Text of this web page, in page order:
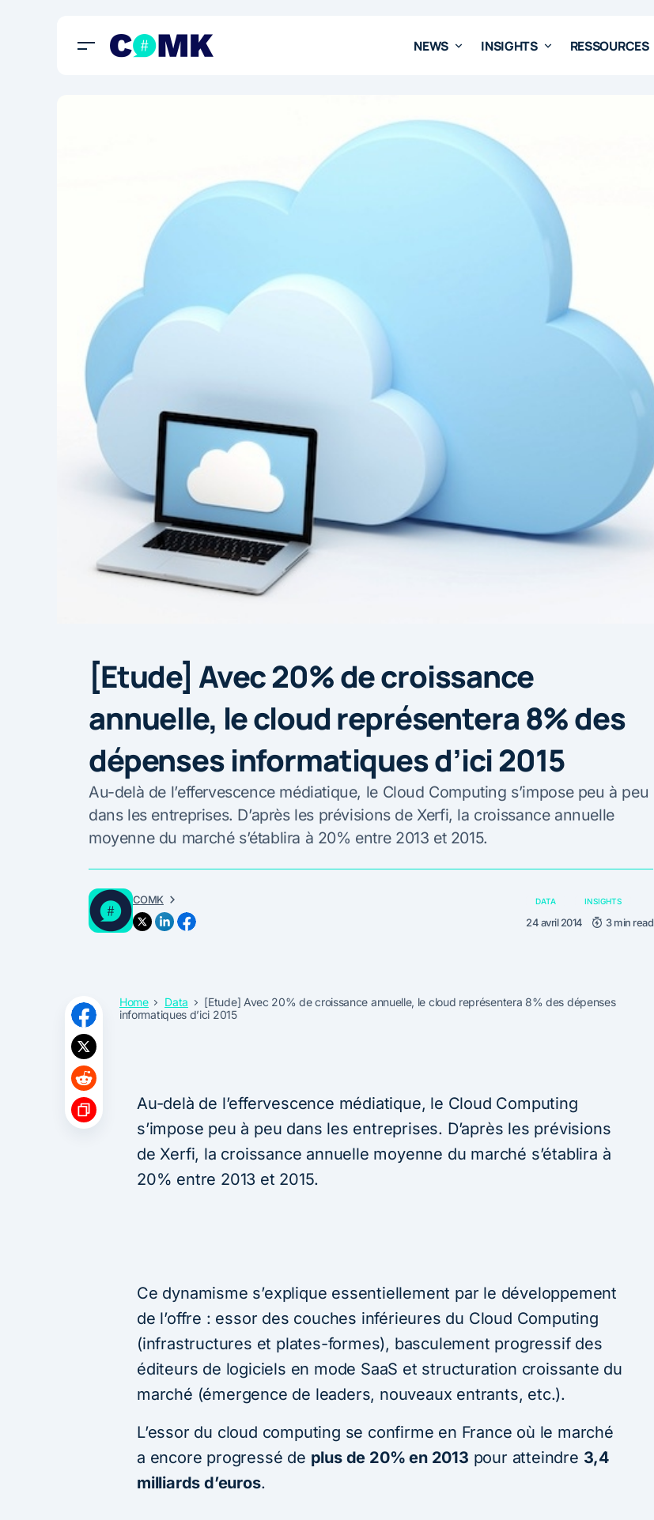
NEWS INSIGHTS RESSOURCES
[Etude] Avec 20% de croissance
annuelle, le cloud représentera 8% des
dépenses informatiques d’ici 2015
Au-delà de l’effervescence médiatique, le Cloud Computing s’impose peu à peu
dans les entreprises. D’après les prévisions de Xerfi, la croissance annuelle
moyenne du marché s’établira à 20% entre 2013 et 2015.
COMK DATA INSIGHTS
24 avril 2014 3 min read
Home Data
[Etude] Avec 20% de croissance annuelle, le cloud représentera 8% des dépenses
informatiques d’ici 2015
Au-delà de l’effervescence médiatique, le Cloud Computing
s’impose peu à peu dans les entreprises. D’après les prévisions
de Xerfi, la croissance annuelle moyenne du marché s’établira à
20% entre 2013 et 2015.
Ce dynamisme s’explique essentiellement par le développement
de l’offre : essor des couches inférieures du Cloud Computing
(infrastructures et plates-formes), basculement progressif des
éditeurs de logiciels en mode SaaS et structuration croissante du
marché (émergence de leaders, nouveaux entrants, etc.).
L’essor du cloud computing se confirme en France où le marché
a encore progressé de plus de 20% en 2013 pour atteindre 3,4
milliards d’euros.